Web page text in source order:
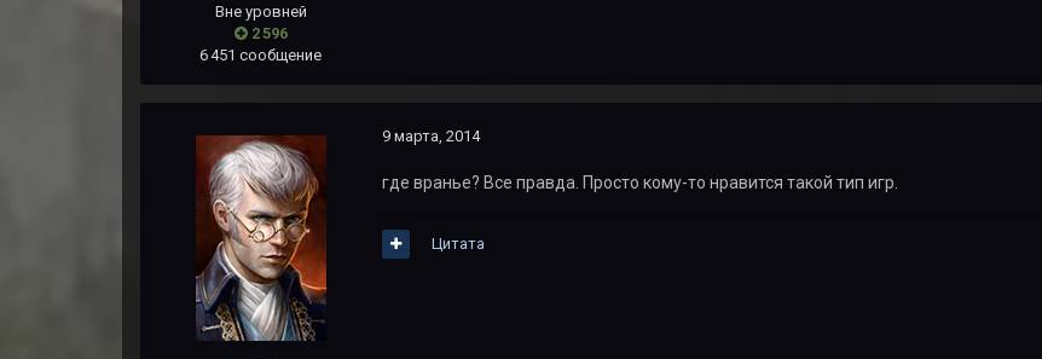
Вне уровней
2 596
6 451 сообщение
9 марта, 2014
где вранье? Все правда. Просто кому-то нравится такой тип игр.
Цитата